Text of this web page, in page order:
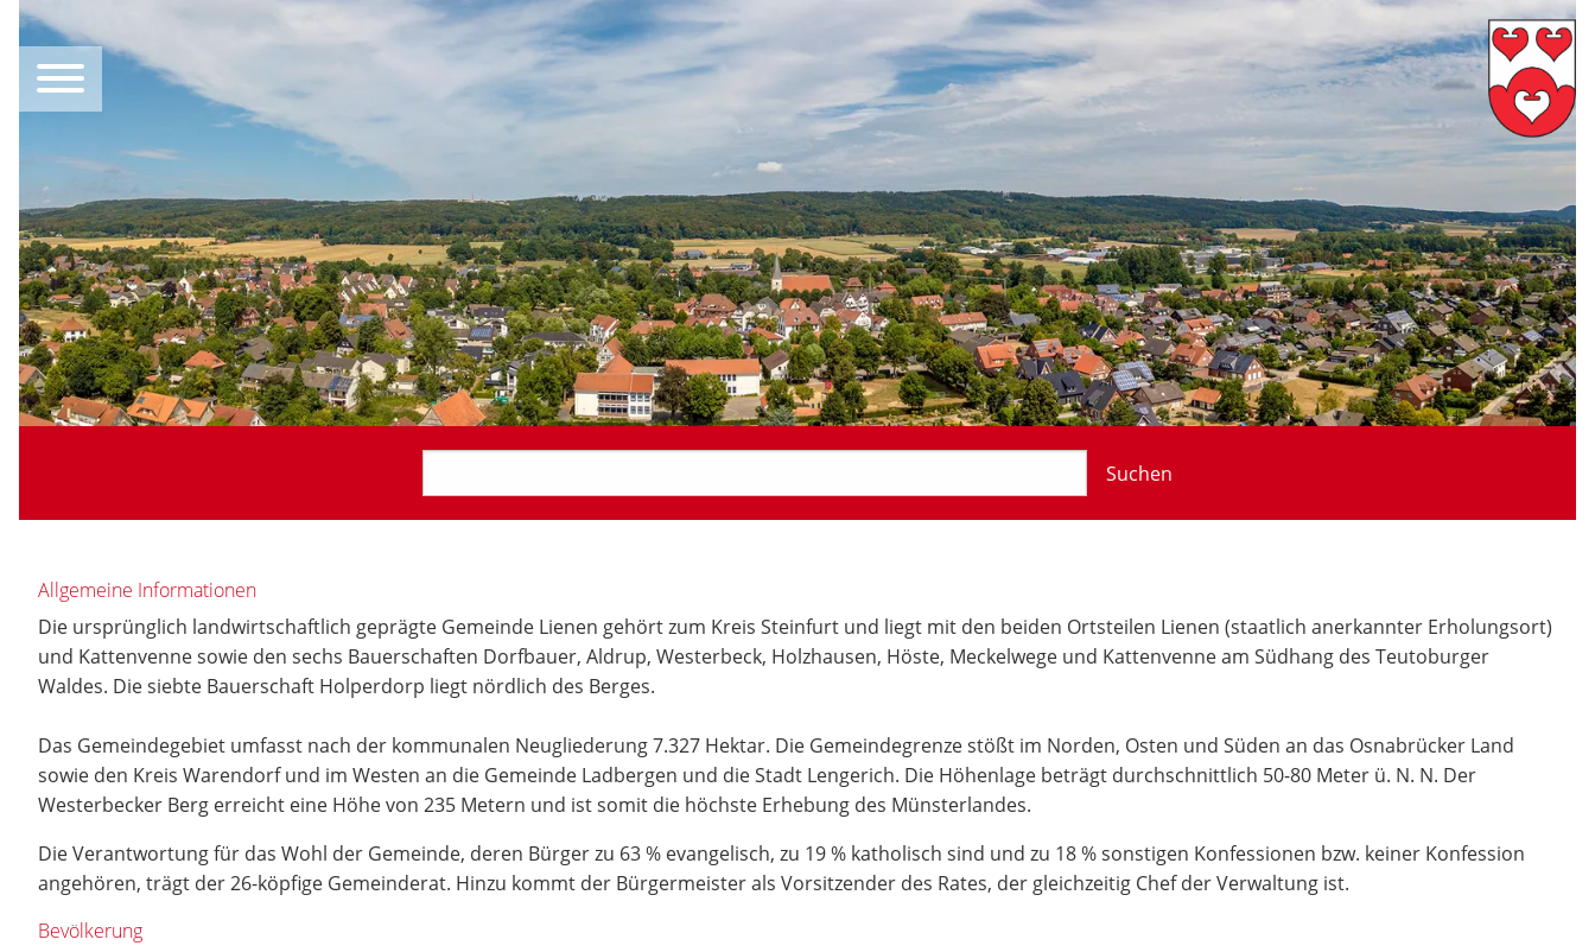
Suchen
Allgemeine Informationen
Die ursprünglich landwirtschaftlich geprägte Gemeinde Lienen gehört zum Kreis Steinfurt und liegt mit den beiden Ortsteilen Lienen (staatlich anerkannter Erholungsort)
und Kattenvenne sowie den sechs Bauerschaften Dorfbauer, Aldrup, Westerbeck, Holzhausen, Höste, Meckelwege und Kattenvenne am Südhang des Teutoburger
Waldes. Die siebte Bauerschaft Holperdorp liegt nördlich des Berges.
Das Gemeindegebiet umfasst nach der kommunalen Neugliederung 7.327 Hektar. Die Gemeindegrenze stößt im Norden, Osten und Süden an das Osnabrücker Land
sowie den Kreis Warendorf und im Westen an die Gemeinde Ladbergen und die Stadt Lengerich. Die Höhenlage beträgt durchschnittlich 50-80 Meter ü. N. N. Der
Westerbecker Berg erreicht eine Höhe von 235 Metern und ist somit die höchste Erhebung des Münsterlandes.
Die Verantwortung für das Wohl der Gemeinde, deren Bürger zu 63 % evangelisch, zu 19 % katholisch sind und zu 18 % sonstigen Konfessionen bzw. keiner Konfession
angehören, trägt der 26-köpfige Gemeinderat. Hinzu kommt der Bürgermeister als Vorsitzender des Rates, der gleichzeitig Chef der Verwaltung ist.
Bevölkerung